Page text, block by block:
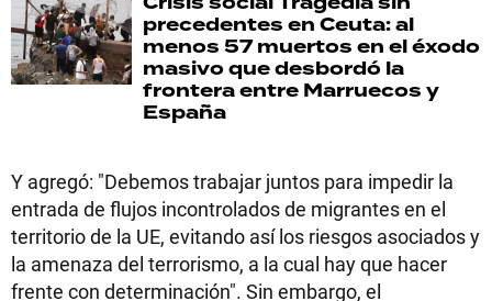
precedentes en Ceuta: al
menos 57 muertos en el éxodo
masivo que desbordó la
frontera entre Marruecos y
España
Y agregó: "Debemos trabajar juntos para impedir la
entrada de flujos incontrolados de migrantes en el
territorio de la UE, evitando así los riesgos asociados y
la amenaza del terrorismo, a la cual hay que hacer
frente con determinación". Sin embargo, el